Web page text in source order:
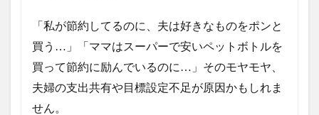
「私が節約してるのに、夫は好きなものをポンと
買う…」「ママはスーパーで安いペットボトルを
買って節約に励んでいるのに…」そのモヤモヤ、
夫婦の支出共有や目標設定不足が原因かもしれま
せん。